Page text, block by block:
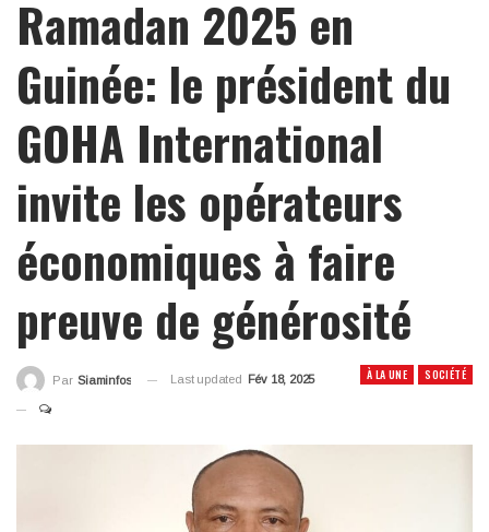
Ramadan 2025 en
Guinée: le président du
GOHA International
invite les opérateurs
économiques à faire
preuve de générosité
À LA UNE SOCIÉTÉ
Par Siaminfos Last updated Fév 18, 2025